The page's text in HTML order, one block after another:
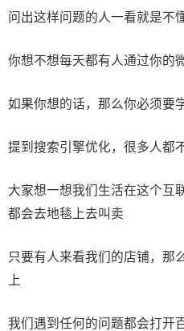
问出这样问题的人一看就是不
你想不想每天都有人通过你的
如果你想的话，那么你必须要
提到搜索引擎优化，很多人都
大家想一想我们生活在这个互
都会去地毯上去叫卖
只要有人来看我们的店铺，那
上
我们遇到任何的问题都会打开